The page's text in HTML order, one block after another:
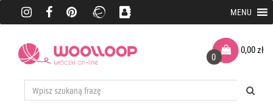
0
0,00zł
MENU